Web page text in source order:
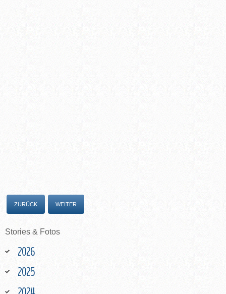
ZURÜCK WEITER
Stories & Fotos
2026
2025